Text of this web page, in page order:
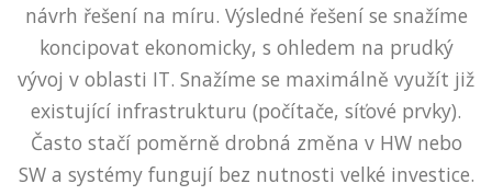
návrh řešení na míru. Výsledné řešení se snažíme
koncipovat ekonomicky, s ohledem na prudký
vývoj v oblasti IT. Snažíme se maximálně využít již
existující infrastrukturu (počítače, síťové prvky).
Často stačí poměrně drobná změna v HW nebo
SW a systémy fungují bez nutnosti velké investice.